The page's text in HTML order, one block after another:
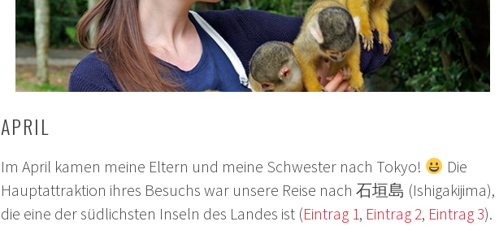
APRIL
Im April kamen meine Eltern und meine Schwester nach Tokyo!
Die
Hauptattraktion ihres Besuchs war unsere Reise nach 石垣島 (Ishigakijima),
die eine der südlichsten Inseln des Landes ist (Eintrag 1, Eintrag 2, Eintrag 3).